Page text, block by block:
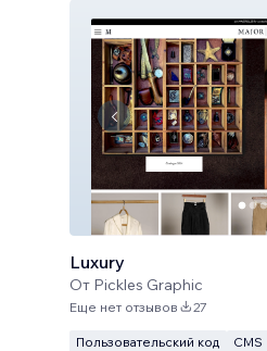
Luxury
От Pickles Graphic
Еще нет отзывов 27
Пользовательский код CMS